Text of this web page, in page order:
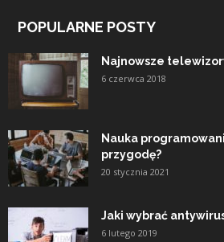
POPULARNE POSTY
Najnowsze
6 czerwca 2018
Nauka
przygodę?
20 stycznia 2021
Jaki wybrać
6 lutego 2019